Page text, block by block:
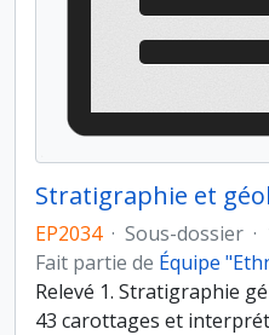
Stratigraphie et
EP2034 · Sous-dossier ·
Fait partie de Équipe
Relevé 1. Stratigraphie
43 carottages et